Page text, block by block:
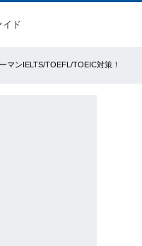
イド
マンIELTS/TOEFL/TOEIC対策！